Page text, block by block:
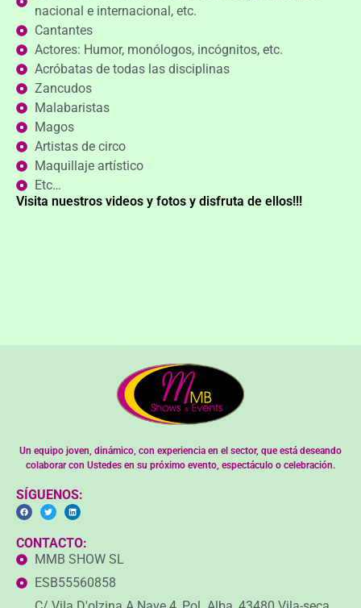
nacional e internacional, etc.
Cantantes
Actores: Humor, monólogos, incógnitos, etc.
Acróbatas de todas las disciplinas
Zancudos
Malabaristas
Magos
Artistas de circo
Maquillaje artístico
Etc…
Visita nuestros videos y fotos y disfruta de ellos!!!
Un equipo joven, dinámico, con experiencia en el sector, que está deseando
colaborar con Ustedes en su próximo evento, espectáculo o celebración.
SÍGUENOS:
CONTACTO:
MMB SHOW SL
ESB55560858